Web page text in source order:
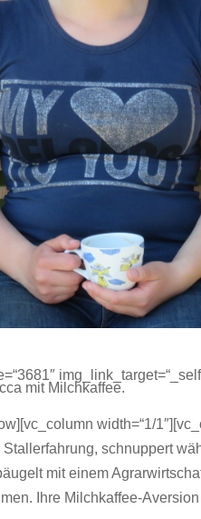
mit Milchkaffee.
width=“1/
schnuppert
mit einem
Ihre Milchkaffee-